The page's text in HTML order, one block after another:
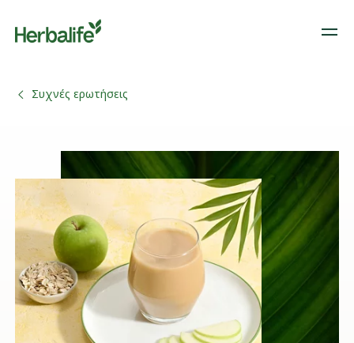
Συχνές ερωτήσεις